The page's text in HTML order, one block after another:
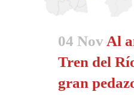
04 Nov Al
Tren del
gran